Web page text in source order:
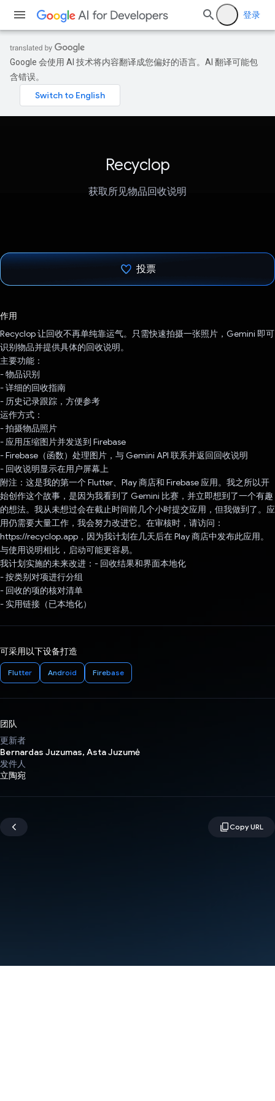
登录
Google 会使用 AI 技术将内容翻译成您偏好的语言。AI 翻译可能包
含错误。
Recyclop
获取所见物品回收说明
投票
作用
Recyclop 让回收不再单纯靠运气。只需快速拍摄一张照片，Gemini 即可
识别物品并提供具体的回收说明。
主要功能：
- 物品识别
- 详细的回收指南
- 历史记录跟踪，方便参考
运作方式：
- 拍摄物品照片
- 应用压缩图片并发送到 Firebase
- Firebase（函数）处理图片，与 Gemini API 联系并返回回收说明
- 回收说明显示在用户屏幕上
附注：这是我的第一个 Flutter、Play 商店和 Firebase 应用。我之所以开
始创作这个故事，是因为我看到了 Gemini 比赛，并立即想到了一个有趣
的想法。我从未想过会在截止时间前几个小时提交应用，但我做到了。应
用仍需要大量工作，我会努力改进它。在审核时，请访问：
https://recyclop.app，因为我计划在几天后在 Play 商店中发布此应用。
与使用说明相比，启动可能更容易。
我计划实施的未来改进：- 回收结果和界面本地化
- 按类别对项进行分组
- 回收的项的核对清单
- 实用链接（已本地化）
可采用以下设备打造
Flutter Android Firebase
团队
更新者
Bernardas Juzumas, Asta Juzumė
发件人
立陶宛